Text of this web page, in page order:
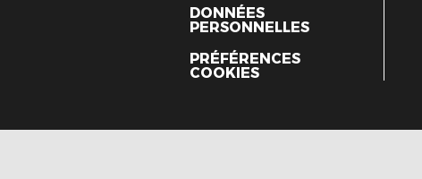
DONNÉES
PERSONNELLES
PRÉFÉRENCES
COOKIES